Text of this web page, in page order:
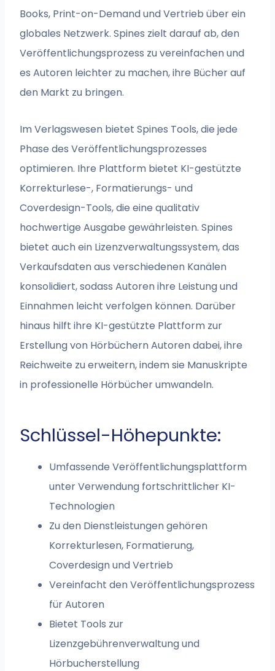
Books, Print-on-Demand und Vertrieb über ein
globales Netzwerk. Spines zielt darauf ab, den
Veröffentlichungsprozess zu vereinfachen und
es Autoren leichter zu machen, ihre Bücher auf
den Markt zu bringen.
Im Verlagswesen bietet Spines Tools, die jede
Phase des Veröffentlichungsprozesses
optimieren. Ihre Plattform bietet KI-gestützte
Korrekturlese-, Formatierungs- und
Coverdesign-Tools, die eine qualitativ
hochwertige Ausgabe gewährleisten. Spines
bietet auch ein Lizenzverwaltungssystem, das
Verkaufsdaten aus verschiedenen Kanälen
konsolidiert, sodass Autoren ihre Leistung und
Einnahmen leicht verfolgen können. Darüber
hinaus hilft ihre KI-gestützte Plattform zur
Erstellung von Hörbüchern Autoren dabei, ihre
Reichweite zu erweitern, indem sie Manuskripte
in professionelle Hörbücher umwandeln.
Schlüssel-Höhepunkte:
Umfassende Veröffentlichungsplattform
unter Verwendung fortschrittlicher KI-
Technologien
Zu den Dienstleistungen gehören
Korrekturlesen, Formatierung,
Coverdesign und Vertrieb
Vereinfacht den Veröffentlichungsprozess
für Autoren
Bietet Tools zur
Lizenzgebührenverwaltung und
Hörbucherstellung